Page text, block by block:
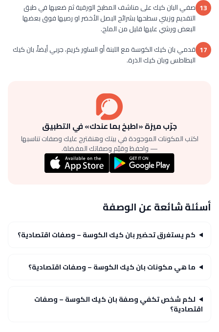
13 صفي البان كيك على مناشف المطبخ الورقية ثم ضعيها في طبق
التقديم وزيني سطحها بشرائح البصل الأخضر او رصيها فوق بعضها
البعض ورشي عليها قليل من الملح.
17 قدمي بان كيك الكوسة مع اللبنة أو الساور كريم، جربي أيضاً، بان كيك
البطاطس وبان كيك الذرة.
جرّب ميزة «اطبخ بما عندك» في التطبيق
اكتب المكونات الموجودة في بيتك وهنقترح عليك وصفات تناسبها
— واحفظ وقيّم وصفاتك المفضلة.
أسئلة شائعة عن الوصفة
كم يستغرق تحضير بان كيك الكوسة – وصفات اقتصادية؟
ما هي مكونات بان كيك الكوسة – وصفات اقتصادية؟
لكم شخص تكفي وصفة بان كيك الكوسة – وصفات
اقتصادية؟